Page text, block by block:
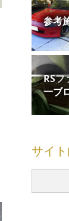
参考
RSフ
一ブ
サイ